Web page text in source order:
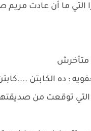
ما أن عادت مريم
متأخرش
: ده الكابتن
التي توقعت من